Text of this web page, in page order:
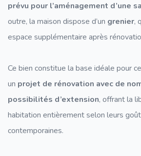
prévu pour l’aménagement d’une
outre, la maison dispose d’un grenier,
espace supplémentaire après
Ce bien constitue la base idéale pour
un projet de rénovation avec de
possibilités d’extension, offrant la
habitation entièrement selon leurs
contemporaines.